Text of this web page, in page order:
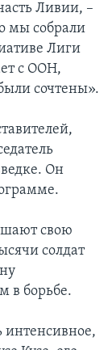
Ливии, –
мы собрали
Лиги
с ООН,
сочтены».
Он
свою
солдат
в борьбе.